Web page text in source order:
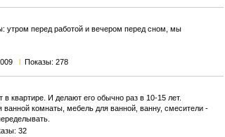
утром перед работой и вечером перед сном, мы
l Показы: 278
квартире. И делают его обычно раз в 10-15 лет.
комнаты, мебель для ванной, ванну, смесители -
32